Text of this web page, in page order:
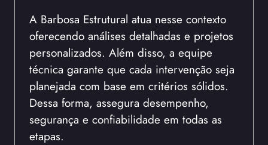
A Barbosa Estrutural atua nesse contexto
oferecendo análises detalhadas e projetos
personalizados. Além disso, a equipe
técnica garante que cada intervenção seja
planejada com base em critérios sólidos.
Dessa forma, assegura desempenho,
segurança e confiabilidade em todas as
etapas.